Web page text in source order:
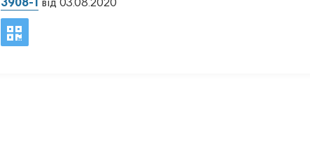
3908-1 від 03.08.2020